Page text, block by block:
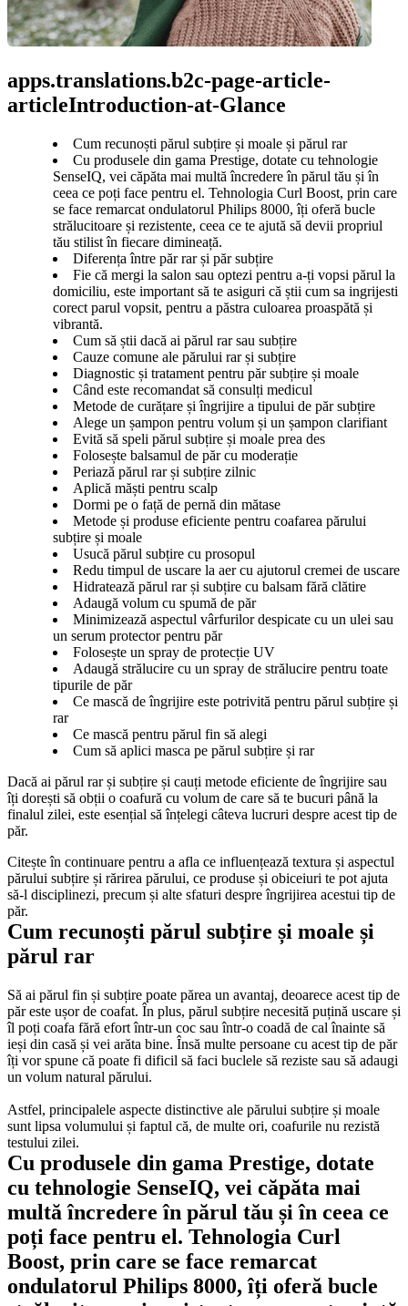
apps.translations.b2c-page-article-
articleIntroduction-at-Glance
Cum recunoști părul subțire și moale și părul rar
Cu produsele din gama Prestige, dotate cu tehnologie
SenseIQ, vei căpăta mai multă încredere în părul tău și în
ceea ce poți face pentru el. Tehnologia Curl Boost, prin care
se face remarcat ondulatorul Philips 8000, îți oferă bucle
strălucitoare și rezistente, ceea ce te ajută să devii propriul
tău stilist în fiecare dimineață.
Diferența între păr rar și păr subțire
Fie că mergi la salon sau optezi pentru a-ți vopsi părul la
domiciliu, este important să te asiguri că știi cum sa ingrijesti
corect parul vopsit, pentru a păstra culoarea proaspătă și
vibrantă.
Cum să știi dacă ai părul rar sau subțire
Cauze comune ale părului rar și subțire
Diagnostic și tratament pentru păr subțire și moale
Când este recomandat să consulți medicul
Metode de curățare și îngrijire a tipului de păr subțire
Alege un șampon pentru volum și un șampon clarifiant
Evită să speli părul subțire și moale prea des
Folosește balsamul de păr cu moderație
Periază părul rar și subțire zilnic
Aplică măști pentru scalp
Dormi pe o față de pernă din mătase
Metode și produse eficiente pentru coafarea părului
subțire și moale
Usucă părul subțire cu prosopul
Redu timpul de uscare la aer cu ajutorul cremei de uscare
Hidratează părul rar și subțire cu balsam fără clătire
Adaugă volum cu spumă de păr
Minimizează aspectul vârfurilor despicate cu un ulei sau
un serum protector pentru păr
Folosește un spray de protecție UV
Adaugă strălucire cu un spray de strălucire pentru toate
tipurile de păr
Ce mască de îngrijire este potrivită pentru părul subțire și
rar
Ce mască pentru părul fin să alegi
Cum să aplici masca pe părul subțire și rar
Dacă ai părul rar și subțire și cauți metode eficiente de îngrijire sau
îți dorești să obții o coafură cu volum de care să te bucuri până la
finalul zilei, este esențial să înțelegi câteva lucruri despre acest tip de
păr.
Citește în continuare pentru a afla ce influențează textura și aspectul
părului subțire și rărirea părului, ce produse și obiceiuri te pot ajuta
să-l disciplinezi, precum și alte sfaturi despre îngrijirea acestui tip de
păr.
Cum recunoști părul subțire și moale și
părul rar
Să ai părul fin și subțire poate părea un avantaj, deoarece acest tip de
păr este ușor de coafat. În plus, părul subțire necesită puțină uscare și
îl poți coafa fără efort într-un coc sau într-o coadă de cal înainte să
ieși din casă și vei arăta bine. Însă multe persoane cu acest tip de păr
îți vor spune că poate fi dificil să faci buclele să reziste sau să adaugi
un volum natural părului.
Astfel, principalele aspecte distinctive ale părului subțire și moale
sunt lipsa volumului și faptul că, de multe ori, coafurile nu rezistă
testului zilei.
Cu produsele din gama Prestige, dotate
cu tehnologie SenseIQ, vei căpăta mai
multă încredere în părul tău și în ceea ce
poți face pentru el. Tehnologia Curl
Boost, prin care se face remarcat
ondulatorul Philips 8000, îți oferă bucle